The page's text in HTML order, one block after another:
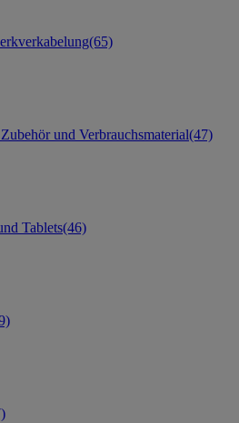
(65)
und Verbrauchsmaterial(47)
Tablets(46)